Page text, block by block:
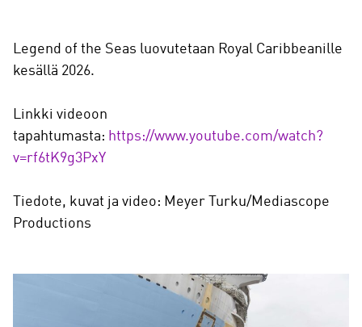
Legend of the Seas luovutetaan Royal Caribbeanille
kesällä 2026.
Linkki videoon
tapahtumasta: https://www.youtube.com/watch?
v=rf6tK9g3PxY
Tiedote, kuvat ja video: Meyer Turku/Mediascope
Productions